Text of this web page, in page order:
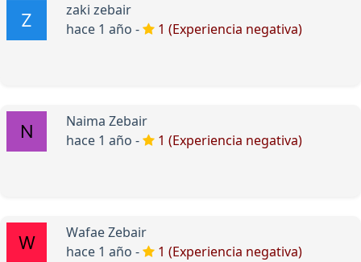
zaki zebair
hace 1 año -
1 (Experiencia negativa)
Naima Zebair
hace 1 año -
1 (Experiencia negativa)
Wafae Zebair
hace 1 año -
1 (Experiencia negativa)